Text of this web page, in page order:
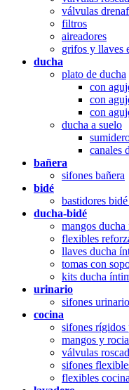
válvulas
filtros
aireadores
grifos y llaves
ducha
plato de ducha
con
con
con
ducha a suelo
canales
bañera
sifones bañera
bidé
bastidores
ducha-bidé
mangos ducha
flexibles
llaves ducha
tomas con
kits ducha
urinario
sifones urinario
cocina
sifones rígidos
mangos y
válvulas
sifones
flexibles cocina